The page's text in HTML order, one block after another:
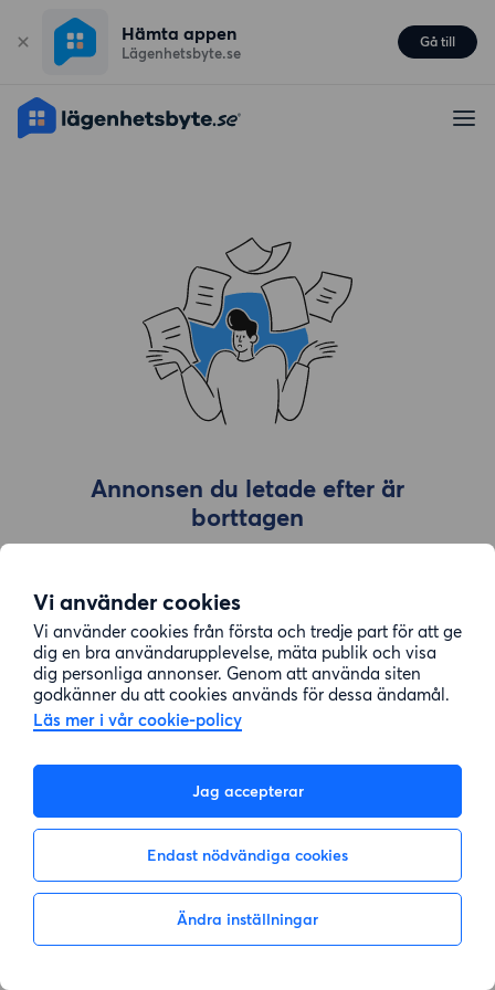
Vi använder cookies
Vi använder cookies från första och tredje part för att ge
dig en bra användarupplevelse, mäta publik och visa
dig personliga annonser. Genom att använda siten
godkänner du att cookies används för dessa ändamål.
Läs mer i vår cookie-policy
Jag accepterar
Endast nödvändiga cookies
Ändra inställningar
Hämta appen
Lägenhetsbyte.se
Gå till
Annonsen du letade efter är
borttagen
Gå till sök